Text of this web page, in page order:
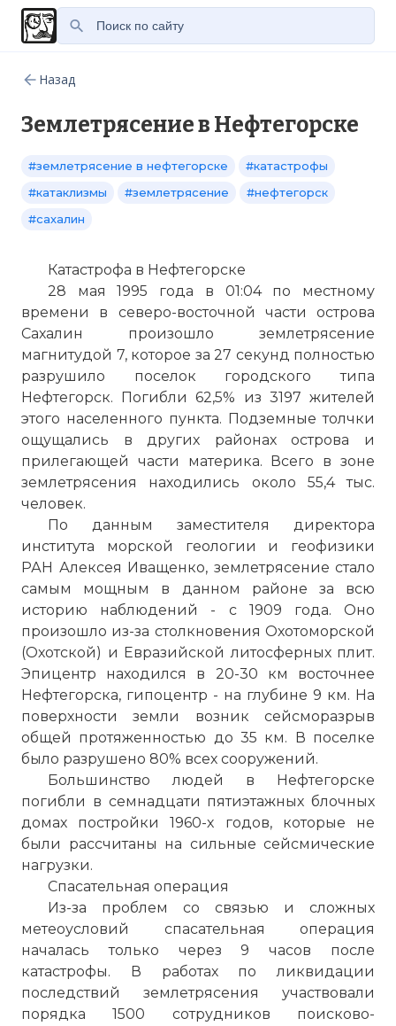
Назад
Землетрясение в Нефтегорске
#землетрясение в нефтегорске
#катастрофы
#катаклизмы
#землетрясение
#нефтегорск
#сахалин
Катастрофа в Нефтегорске
28 мая 1995 года в 01:04 по местному
времени в северо-восточной части острова
Сахалин произошло землетрясение
магнитудой 7, которое за 27 секунд полностью
разрушило поселок городского типа
Нефтегорск. Погибли 62,5% из 3197 жителей
этого населенного пункта. Подземные толчки
ощущались в других районах острова и
прилегающей части материка. Всего в зоне
землетрясения находились около 55,4 тыс.
человек.
По данным заместителя директора
института морской геологии и геофизики
РАН Алексея Иващенко, землетрясение стало
самым мощным в данном районе за всю
историю наблюдений - с 1909 года. Оно
произошло из-за столкновения Охотоморской
(Охотской) и Евразийской литосферных плит.
Эпицентр находился в 20-30 км восточнее
Нефтегорска, гипоцентр - на глубине 9 км. На
поверхности земли возник сейсморазрыв
общей протяженностью до 35 км. В поселке
было разрушено 80% всех сооружений.
Большинство людей в Нефтегорске
погибли в семнадцати пятиэтажных блочных
домах постройки 1960-х годов, которые не
были рассчитаны на сильные сейсмические
нагрузки.
Спасательная операция
Из-за проблем со связью и сложных
метеоусловий спасательная операция
началась только через 9 часов после
катастрофы. В работах по ликвидации
последствий землетрясения участвовали
порядка 1500 сотрудников поисково-